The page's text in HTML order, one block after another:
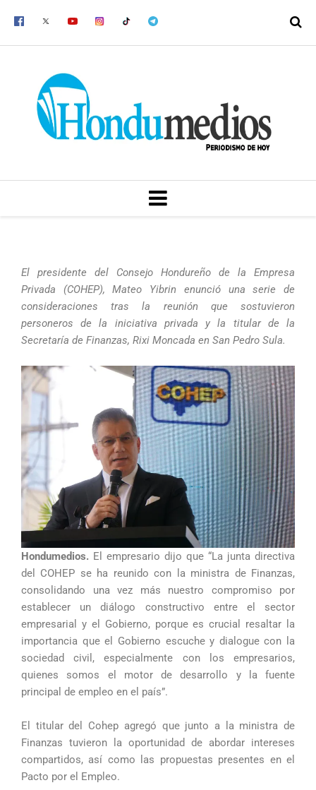
MENU
El presidente del Consejo Hondureño de la Empresa
Privada (COHEP), Mateo Yibrin enunció una serie de
consideraciones tras la reunión que sostuvieron
personeros de la iniciativa privada y la titular de la
Secretaría de Finanzas, Rixi Moncada en San Pedro Sula.
Hondumedios. El empresario dijo que “La junta directiva
del COHEP se ha reunido con la ministra de Finanzas,
consolidando una vez más nuestro compromiso por
establecer un diálogo constructivo entre el sector
empresarial y el Gobierno, porque es crucial resaltar la
importancia que el Gobierno escuche y dialogue con la
sociedad civil, especialmente con los empresarios,
quienes somos el motor de desarrollo y la fuente
principal de empleo en el país”.
El titular del Cohep agregó que junto a la ministra de
Finanzas tuvieron la oportunidad de abordar intereses
compartidos, así como las propuestas presentes en el
Pacto por el Empleo.